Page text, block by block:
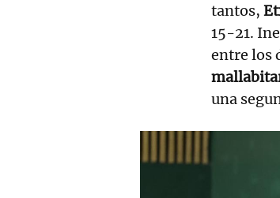
tantos,
15-21.
entre los
una